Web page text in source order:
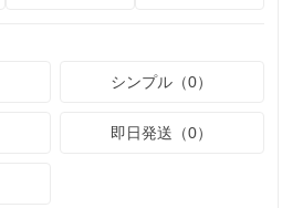
シンプル（0）
即日発送（0）